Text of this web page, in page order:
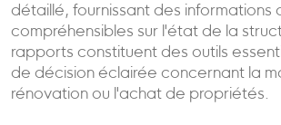
détaillé, fournissant des informations
compréhensibles sur l'état de la
rapports constituent des outils
de décision éclairée concernant la
rénovation ou l'achat de propriétés.